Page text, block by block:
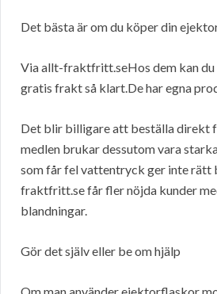
Det bästa är om du köper din
Via allt-fraktfritt.seHos dem kan
gratis frakt så klart.De har egna
Det blir billigare att beställa direkt
medlen brukar dessutom vara
som får fel vattentryck ger inte rätt
fraktfritt.se får fler nöjda kunder
blandningar.
Gör det själv eller be om hjälp